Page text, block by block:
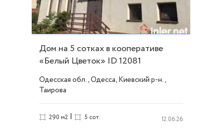
Дом на 5 сотках в кооперативе
«Белый Цветок» ID 12081
Одесская обл., Одесса, Киевский р-н.,
Таирова
290 м2 | 5 сот. 12.06.26